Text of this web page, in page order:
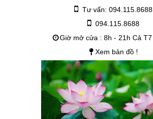
Tư vấn: 094.115.8688
094.115.8688
Giờ mở cửa : 8h - 21h Cả T7
Xem bản đồ !